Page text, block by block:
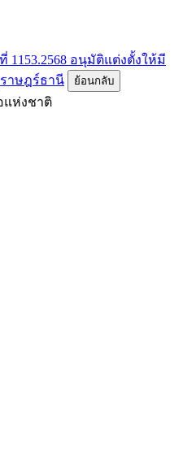
1153.2568 อนุมัติแต่งตั้งให้มี
าษฎร์ธานี
แห่งชาติ